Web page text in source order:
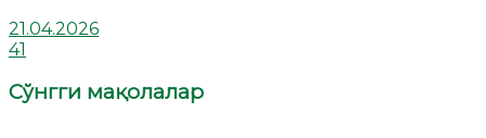
21.04.2026
41
Сўнгги мақолалар